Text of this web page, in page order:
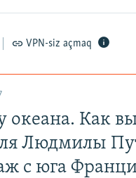
VPN-siz açmaq
океана. Как
Людмилы
с юга